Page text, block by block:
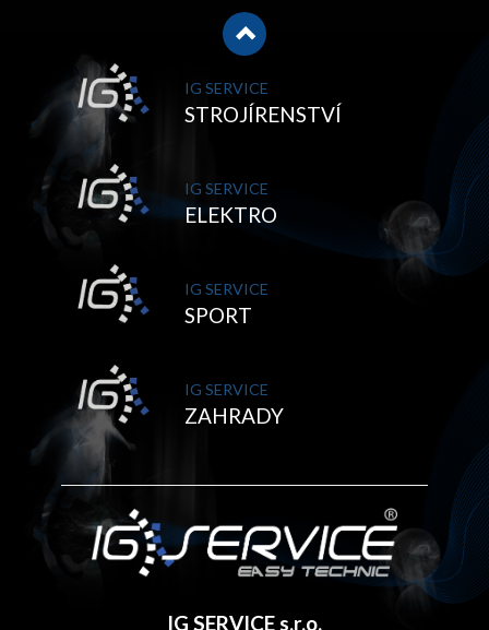
IG SERVICE
STROJÍRENSTVÍ
IG SERVICE
ELEKTRO
IG SERVICE
SPORT
IG SERVICE
ZAHRADY
IG SERVICE s.r.o.